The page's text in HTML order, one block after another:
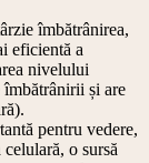
îmbătrânirea,
eficientă a
nivelului
îmbătrânirii și are
pentru vedere,
o sursă